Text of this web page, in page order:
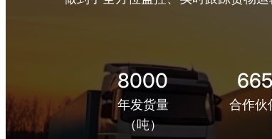
8000
年发货量
（吨）
665
合作伙